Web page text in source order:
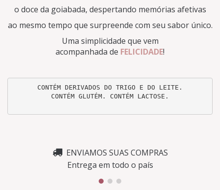
o doce da goiabada, despertando memórias afetivas
ao mesmo tempo que surpreende com seu sabor único.
Uma simplicidade que vem
acompanhada de FELICIDADE!
CONTÉM DERIVADOS DO TRIGO E DO LEITE.
CONTÉM GLUTÉM. CONTÉM LACTOSE.
ENVIAMOS SUAS COMPRAS
Entrega em todo o país